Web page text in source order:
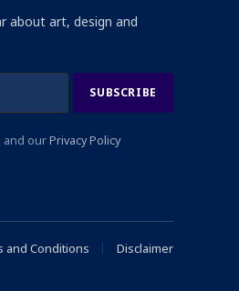
about art, design and
and ourPrivacy Policy
and Conditions Disclaimer